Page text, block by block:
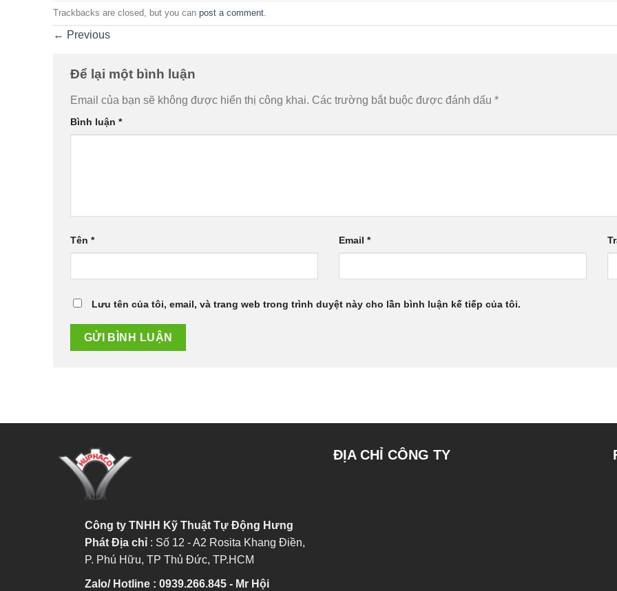
Trackbacks are closed, but you can post a comment
← Previous
Để lại một bình luận
Email của bạn sẽ không được hiển thị công khai. Các trường bắt buộc được đánh dấu *
Bình luận *
Tên * Email *
Lưu tên của tôi, email, và trang web trong trình duyệt này cho lần bình luận kế tiếp của tôi.
Công ty TNHH Kỹ Thuật Tự Động Hưng
Phát Địa chỉ : Số 12 - A2 Rosita Khang Điền,
P. Phú Hữu, TP Thủ Đức, TP.HCM
Zalo/ Hotline : 0939.266.845 - Mr Hội
ĐỊA CHỈ CÔNG TY